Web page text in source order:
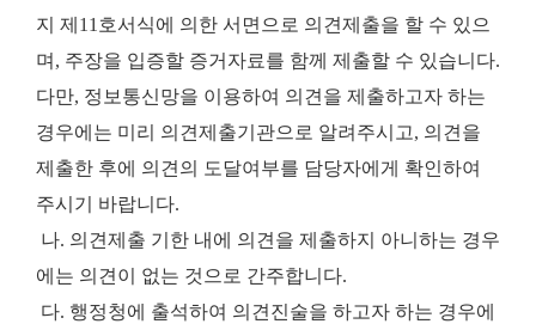
지 제11호서식에 의한 서면으로 의견제출을 할 수 있으
며, 주장을 입증할 증거자료를 함께 제출할 수 있습니다.
다만, 정보통신망을 이용하여 의견을 제출하고자 하는
경우에는 미리 의견제출기관으로 알려주시고, 의견을
제출한 후에 의견의 도달여부를 담당자에게 확인하여
주시기 바랍니다.
나. 의견제출 기한 내에 의견을 제출하지 아니하는 경우
에는 의견이 없는 것으로 간주합니다.
다. 행정청에 출석하여 의견진술을 하고자 하는 경우에